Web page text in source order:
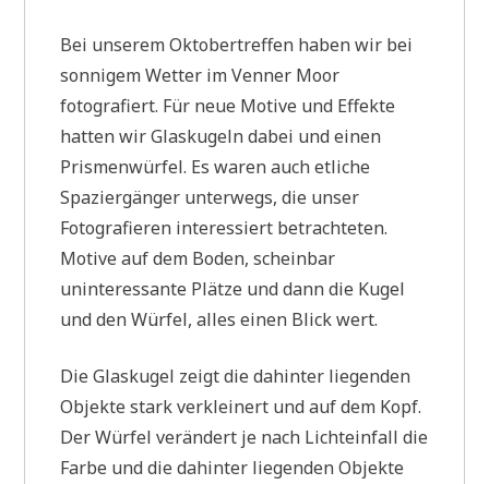
Bei unserem Oktobertreffen haben wir bei
sonnigem Wetter im Venner Moor
fotografiert. Für neue Motive und Effekte
hatten wir Glaskugeln dabei und einen
Prismenwürfel. Es waren auch etliche
Spaziergänger unterwegs, die unser
Fotografieren interessiert betrachteten.
Motive auf dem Boden, scheinbar
uninteressante Plätze und dann die Kugel
und den Würfel, alles einen Blick wert.
Die Glaskugel zeigt die dahinter liegenden
Objekte stark verkleinert und auf dem Kopf.
Der Würfel verändert je nach Lichteinfall die
Farbe und die dahinter liegenden Objekte